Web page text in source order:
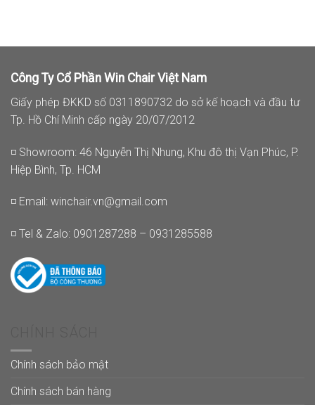
Công Ty Cổ Phần Win Chair Việt Nam
Giấy phép ĐKKD số 0311890732 do sở kế hoạch và đầu tư
Tp. Hồ Chí Minh cấp ngày 20/07/2012
◽ Showroom: 46 Nguyễn Thị Nhung, Khu đô thị Vạn Phúc, P.
Hiệp Bình, Tp. HCM
◽ Email: winchair.vn@gmail.com
◽ Tel & Zalo: 0901287288 – 0931285588
Chính sách bảo mật
Chính sách bán hàng